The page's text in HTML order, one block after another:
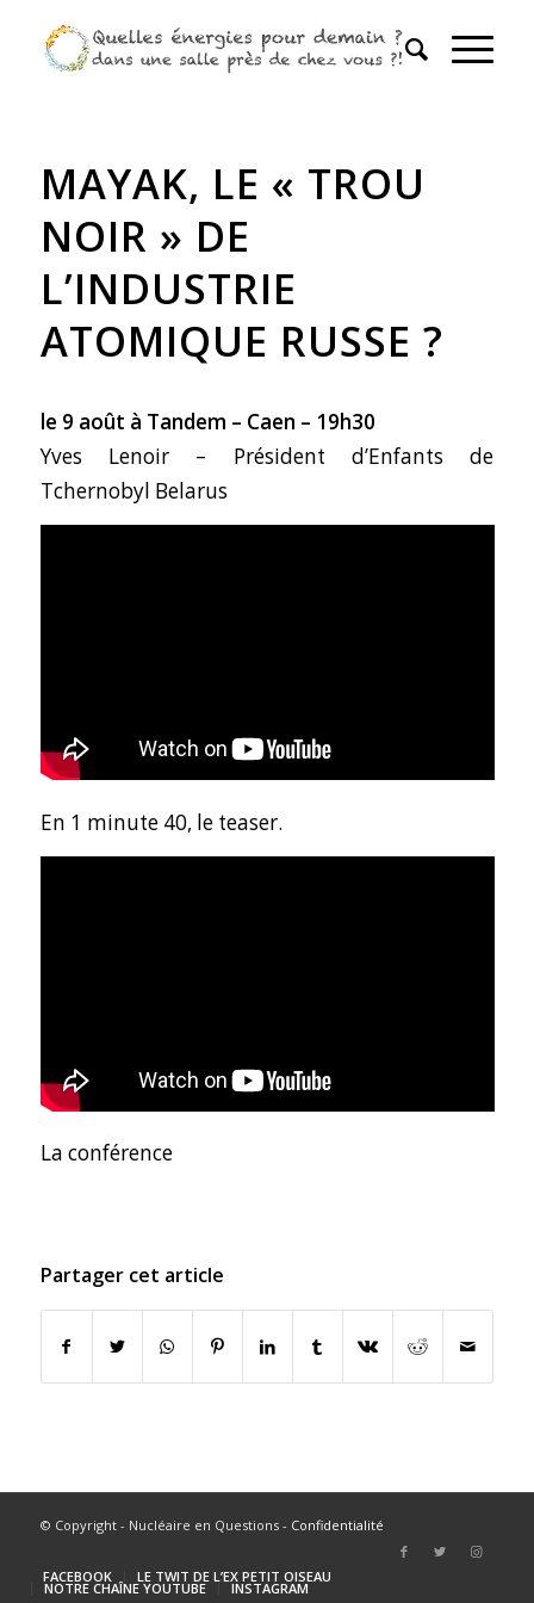
MAYAK, LE « TROU
NOIR » DE
L’INDUSTRIE
ATOMIQUE RUSSE ?
le 9 août à Tandem – Caen – 19h30
Yves Lenoir – Président d’Enfants de
Tchernobyl Belarus
En 1 minute 40, le teaser.
La conférence
Partager cet article
© Copyright - Nucléaire en Questions - Confidentialité
FACEBOOK LE TWIT DE L’EX PETIT OISEAU
NOTRE CHAÎNE YOUTUBE INSTAGRAM